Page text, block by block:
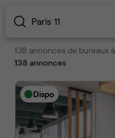
Paris 11
138 annonces de bureaux à
138 annonces
Dispo